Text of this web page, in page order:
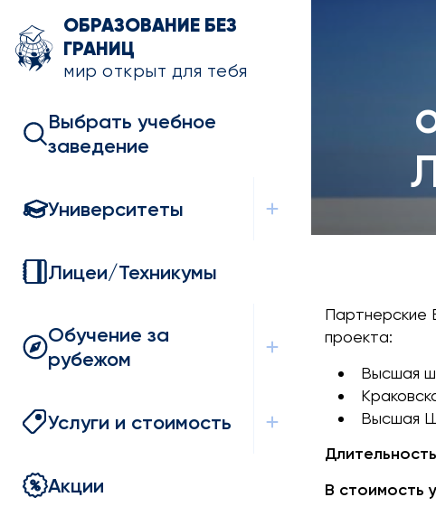
ОБРАЗОВАНИЕ БЕЗ
ГРАНИЦ
мир открыт для тебя
Выбрать учебное
заведение
Университеты
Лицеи/Техникумы
Обучение за
рубежом
Услуги и стоимость
Акции
Партнерские
проекта:
Высшая
Высшая
В стоимость